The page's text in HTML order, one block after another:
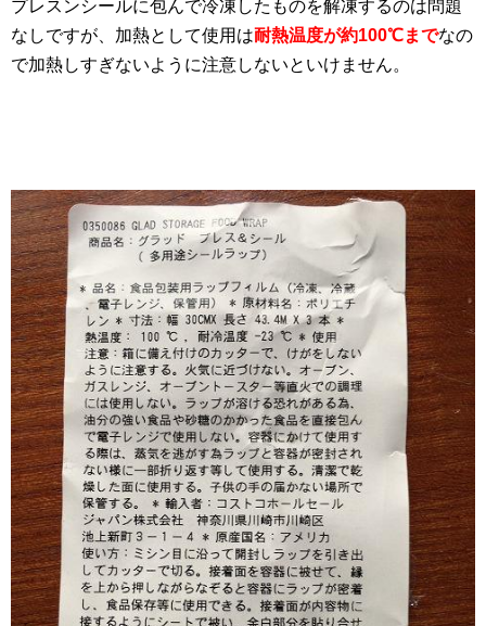
プレスンシールに包んで冷凍したものを解凍するのは問題
なしですが、加熱として使用は耐熱温度が約100℃までなの
で加熱しすぎないように注意しないといけません。